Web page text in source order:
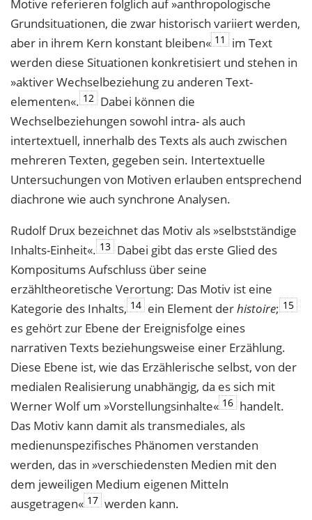
Motive referieren folglich auf »anthropologische
Grundsituationen, die zwar histo­risch variiert werden,
aber in ihrem Kern konstant bleiben« 11
im Text
werden diese Situationen konkretisiert und stehen in
»aktiver Wechselbeziehung zu anderen Text­
elementen«. 12 Dabei können die
Wechselbeziehungen sowohl intra- als auch
intertextuell, innerhalb des Texts als auch zwischen
mehreren Texten, gegeben sein. Intertextuelle
Untersuchungen von Motiven erlauben entsprechend
diachrone wie auch synchrone Analysen.
Rudolf Drux bezeichnet das Motiv als »selbstständige
Inhalts-Einheit«. 13 Dabei gibt das erste Glied des
Kompositums Aufschluss über seine
erzähltheoretische Verortung: Das Motiv ist eine
Kategorie des Inhalts, 14 ein Element derhistoire; 15
es gehört zur Ebene der Ereignisfolge eines
narrativen Texts beziehungsweise einer Erzählung.
Diese Ebene ist, wie das Erzählerische selbst, von der
medialen Realisierung unabhängig, da es sich mit
Werner Wolf um »Vorstellungsinhalte« 16 handelt.
Das Motiv kann damit als transmediales, als
medienunspezifisches Phänomen verstanden
werden, das in »verschiedensten Medien mit den
dem jeweiligen Medium eigenen Mitteln
ausgetragen« 17 werden kann.